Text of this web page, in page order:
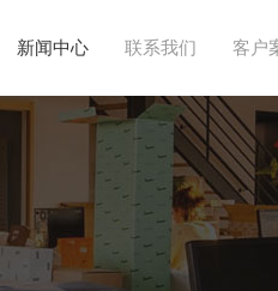
新闻中心 联系我们 客户